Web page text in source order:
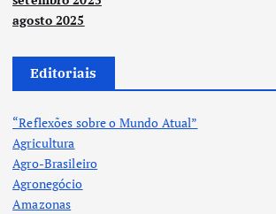
agosto 2025
Editoriais
“Reflexões sobre o Mundo Atual”
Agricultura
Agro-Brasileiro
Agronegócio
Amazonas